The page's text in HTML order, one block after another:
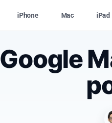
iPhone Mac iPad
Google